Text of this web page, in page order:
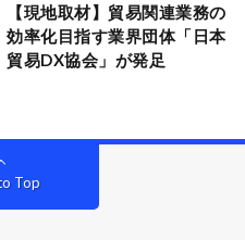
【現地取材】貿易関連業務の
効率化目指す業界団体「日本
貿易DX協会」が発足
Top